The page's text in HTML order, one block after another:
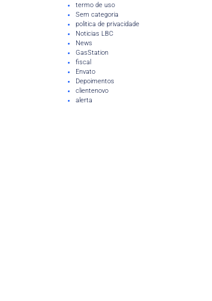
termo de uso
Sem categoria
politica de privacidade
Noticias LBC
News
GasStation
fiscal
Envato
Depoimentos
clientenovo
alerta